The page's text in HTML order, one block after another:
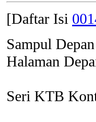
[Daftar Isi
Sampul Depan
Halaman
Seri KTB